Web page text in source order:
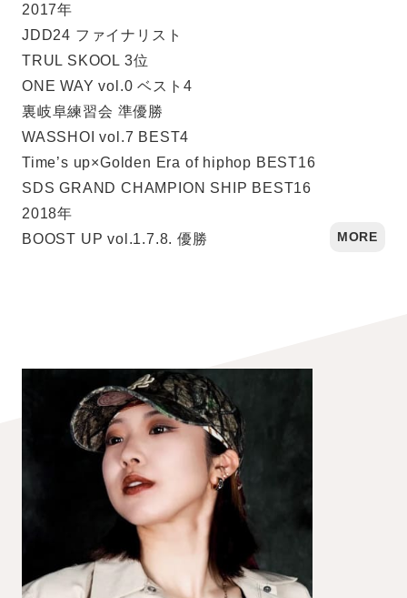
2017年
JDD24 ファイナリスト
TRUL SKOOL 3位
ONE WAY vol.0 ベスト4
裏岐阜練習会 準優勝
WASSHOI vol.7 BEST4
Time’s up×Golden Era of hiphop BEST16
SDS GRAND CHAMPION SHIP BEST16
2018年
BOOST UP vol.1.7.8. 優勝